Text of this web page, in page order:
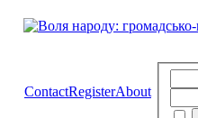
ContactRegisterAbout